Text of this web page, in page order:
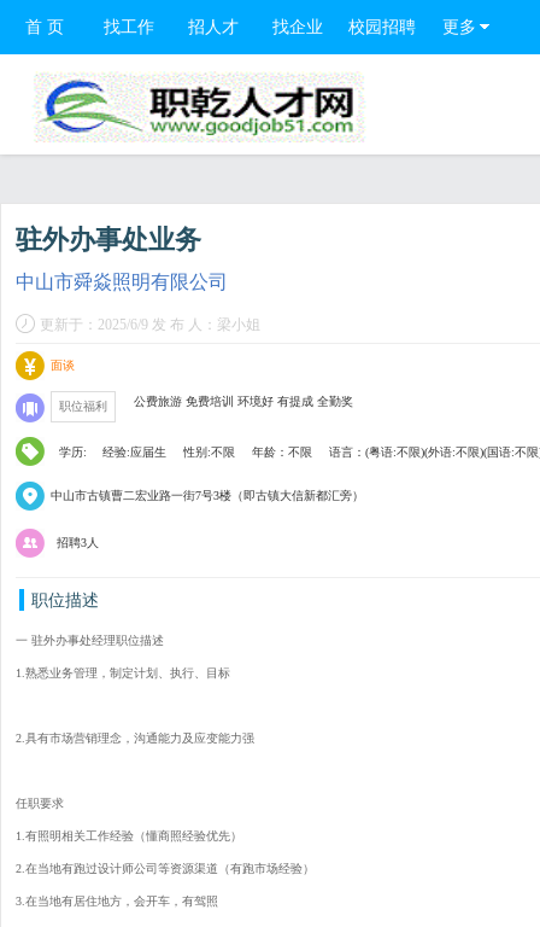
首 页 找工作 招人才 找企业 校园招聘 更多
驻外办事处业务
中山市舜焱照明有限公司
更新于：2025/6/9 发 布 人：梁小姐
面谈
职位福利 公费旅游 免费培训 环境好 有提成 全勤奖
学历: 经验:应届生 性别:不限 年龄：不限 语言：(粤语:不限)(外语:不限)(国语:不
中山市古镇曹二宏业路一街7号3楼（即古镇大信新都汇旁）
招聘3人
职位描述
一 驻外办事处经理职位描述
1.熟悉业务管理，制定计划、执行、目标
2.具有市场营销理念，沟通能力及应变能力强
任职要求
1.有照明相关工作经验（懂商照经验优先）
2.在当地有跑过设计师公司等资源渠道（有跑市场经验）
3.在当地有居住地方，会开车，有驾照